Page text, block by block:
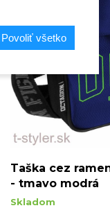
Taška cez
- tmavo modrá
Skladom
Povoliť všetko